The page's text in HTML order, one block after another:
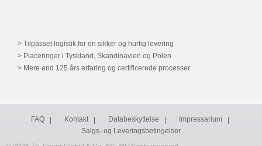
Tilpasset logistik for en sikker og hurtig levering
Placeringer i Tyskland, Skandinavien og Polen
Mere end 125 års erfaring og certificerede processer
FAQ Kontakt Databeskyttelse
Impressarium
Salgs- og Leveringsbetingelser